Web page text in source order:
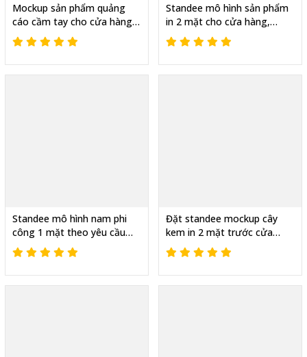
Mockup sản phẩm quảng
cáo cầm tay cho cửa hàng,
Nhận làm theo yêu cầu
Standee mô hình sản phẩm
in 2 mặt cho cửa hàng,
Shop nào cũng chọn
Standee mô hình nam phi
công 1 mặt theo yêu cầu
mẫu hot được yêu thích
Đặt standee mockup cây
kem in 2 mặt trước cửa
hàng, Mẫu hot cháy hàng